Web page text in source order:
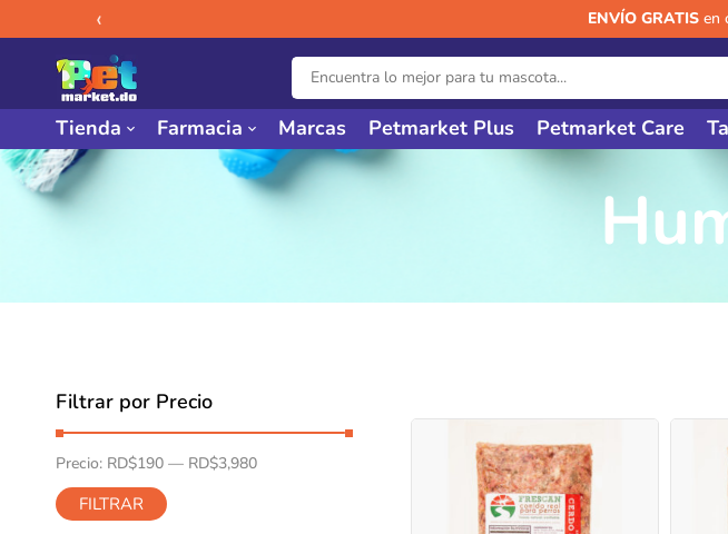
‹ ENVÍO GRATISen
Tienda Farmacia Marcas Petmarket Plus Petmarket Care
Filtrar por Precio
FILTRAR
Precio: RD$190 — RD$3,980